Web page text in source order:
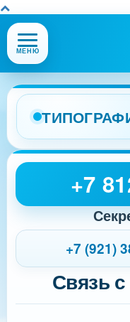
Открыть
или
меню
сайта
МЕНЮ
+7
+7 (921)
Связь